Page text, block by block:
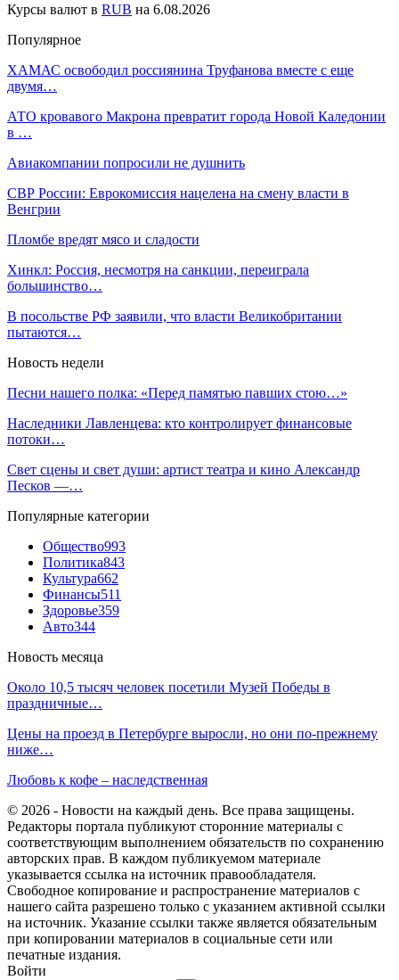
Курсы валют в RUB на 6.08.2026
Популярное
ХАМАС освободил россиянина Труфанова вместе с еще
двумя…
АТО кровавого Макрона превратит города Новой Каледонии
в …
Авиакомпании попросили не душнить
СВР России: Еврокомиссия нацелена на смену власти в
Венгрии
Пломбе вредят мясо и сладости
Хинкл: Россия, несмотря на санкции, переиграла
большинство…
В посольстве РФ заявили, что власти Великобритании
пытаются…
Новость недели
Песни нашего полка: «Перед памятью павших стою…»
Наследники Лавленцева: кто контролирует финансовые
потоки…
Свет сцены и свет души: артист театра и кино Александр
Песков —…
Популярные категории
Общество993
Политика843
Культура662
Финансы511
Здоровье359
Авто344
Новость месяца
Около 10,5 тысяч человек посетили Музей Победы в
праздничные…
Цены на проезд в Петербурге выросли, но они по-прежнему
ниже…
Любовь к кофе – наследственная
© 2026 - Новости на каждый день. Все права защищены.
Редакторы портала публикуют сторонние материалы с
соответствующим выполнением обязательств по сохранению
авторских прав. В каждом публикуемом материале
указывается ссылка на источник правообладателя.
Свободное копирование и распространение материалов с
нашего сайта разрешено только с указанием активной ссылки
на источник. Указание ссылки также является обязательным
при копировании материалов в социальные сети или
печатные издания.
Войти